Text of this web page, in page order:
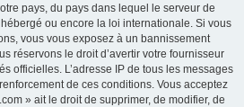
pays, du pays dans lequel le serveur de
ou encore la loi internationale. Si vous
vous vous exposez à un bannissement
réservons le droit d’avertir votre fournisseur
officielles. L’adresse IP de tous les messages
de ces conditions. Vous acceptez
» ait le droit de supprimer, de modifier, de